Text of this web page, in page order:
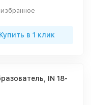
Купить в 1 клик
IN 18-